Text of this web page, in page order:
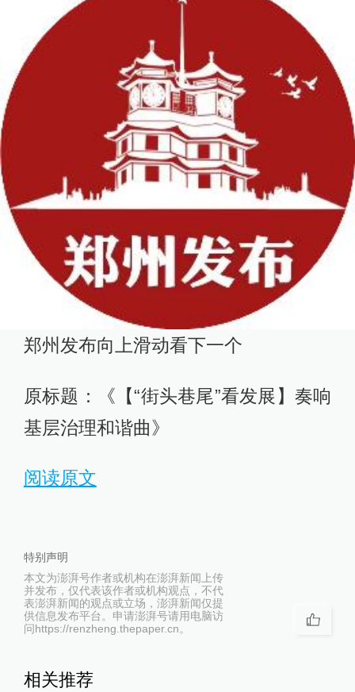
郑州发布向上滑动看下一个
原标题：《【“街头巷尾”看发展】奏响
基层治理和谐曲》
阅读原文
特别声明
本文为澎湃号作者或机构在澎湃新闻上传
并发布，仅代表该作者或机构观点，不代
表澎湃新闻的观点或立场，澎湃新闻仅提
供信息发布平台。申请澎湃号请用电脑访
问https://renzheng.thepaper.cn。
相关推荐